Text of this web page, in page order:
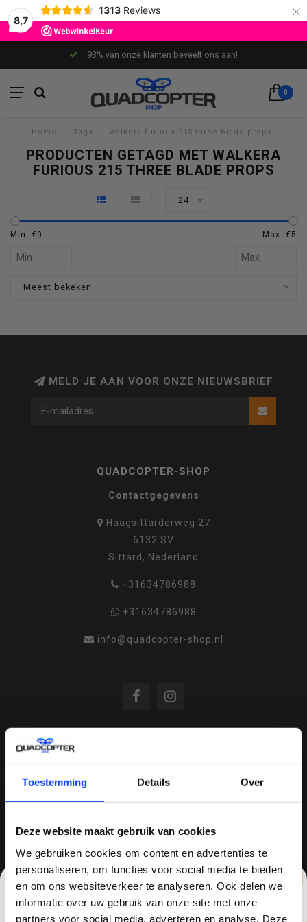
Toestemming Details Over
Deze website maakt gebruik van cookies
We gebruiken cookies om content en advertenties te
personaliseren, om functies voor social media te bieden
en om ons websiteverkeer te analyseren. Ook delen we
informatie over uw gebruik van onze site met onze
partners voor social media, adverteren en analyse. Deze
8,7
1313 Reviews ×
93% van onze klanten beveelt ons aan!
0
Home Tags walkera furious 215 three blade props
PRODUCTEN GETAGD MET WALKERA
FURIOUS 215 THREE BLADE PROPS
24
Min: €0 Max: €5
Meest bekeken
MELD JE AAN VOOR ONZE NIEUWSBRIEF
QUADCOPTER-SHOP
Contactgegevens
Haagsittarderweg 27
6132 SV
Sittard, Nederland
+31634786988
+31634786988
info@quadcopter-shop.nl
QUADCOPTER-SHOP.NL
Sinds 2014 is quadcopter-shop een bekende
speler op het gebied van drones, quadcopters,